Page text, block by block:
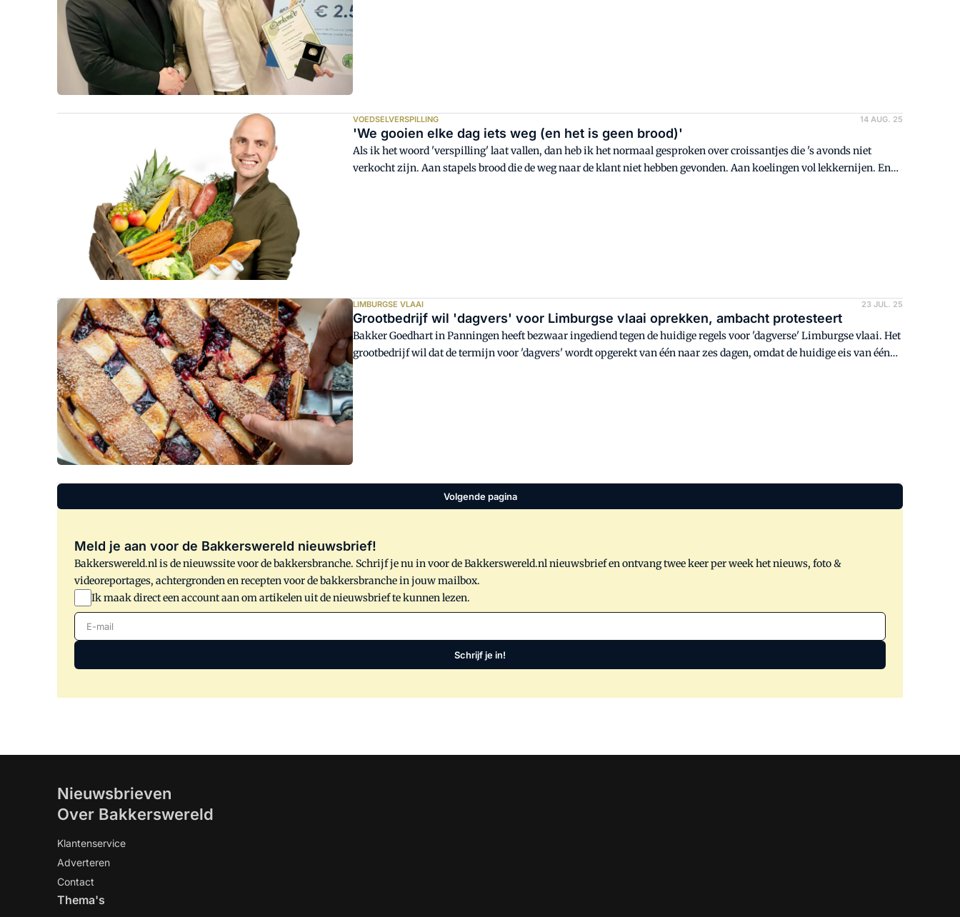
VOEDSELVERSPILLING 14 AUG. 25
'We gooien elke dag iets weg (en het is geen brood)'
Als ik het woord 'verspilling' laat vallen, dan heb ik het normaal gesproken over croissantjes die 's avonds niet
verkocht zijn. Aan stapels brood die de weg naar de klant niet hebben gevonden. Aan koelingen vol lekkernijen. En
LIMBURGSE VLAAI 23 JUL. 25
Grootbedrijf wil 'dagvers' voor Limburgse vlaai oprekken, ambacht protesteert
Bakker Goedhart in Panningen heeft bezwaar ingediend tegen de huidige regels voor 'dagverse' Limburgse vlaai. Het
grootbedrijf wil dat de termijn voor 'dagvers' wordt opgerekt van één naar zes dagen, omdat de huidige eis van één
Volgende pagina
Meld je aan voor de Bakkerswereld nieuwsbrief!
Bakkerswereld.nl is de nieuwssite voor de bakkersbranche. Schrijf je nu in voor de Bakkerswereld.nl nieuwsbrief en ontvang twee keer per week het nieuws, foto &
videoreportages, achtergronden en recepten voor de bakkersbranche in jouw mailbox.
Ik maak direct een account aan om artikelen uit de nieuwsbrief te kunnen lezen.
E-mail
Schrijf je in!
Nieuwsbrieven
Over Bakkerswereld
Klantenservice
Adverteren
Contact
Thema's